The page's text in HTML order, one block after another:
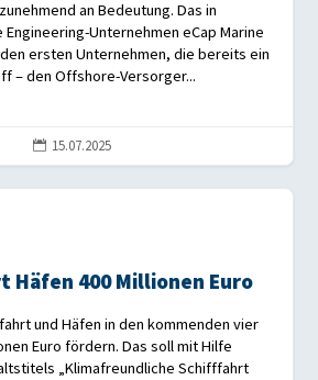
an Bedeutung. Das in
Unternehmen eCap Marine
ersten Unternehmen, die bereits ein
– den Offshore-Versorger...
 15.07.2025
Häfen 400 Millionen Euro
und Häfen in den kommenden vier
Euro fördern. Das soll mit Hilfe
„Klimafreundliche Schifffahrt